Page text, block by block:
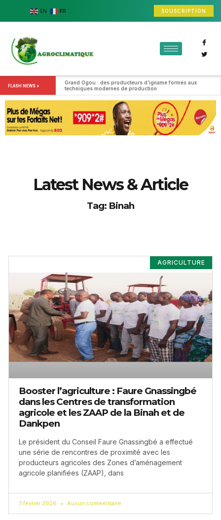
EN FR SOUSCRIPTION
FLASH NEWS >
Grand Ogou : des producteurs d’igname formés aux
techniques modernes de production
Latest News & Article
Tag: Binah
AGRICULTURE
Booster l’agriculture : Faure Gnassingbé
dans les Centres de transformation
agricole et les ZAAP de la Binah et de
Dankpen
Le président du Conseil Faure Gnassingbé a effectué
une série de rencontres de proximité avec les
producteurs agricoles des Zones d’aménagement
agricole planifiées (ZAAP), dans
7 février 2026 Aucun commentaire